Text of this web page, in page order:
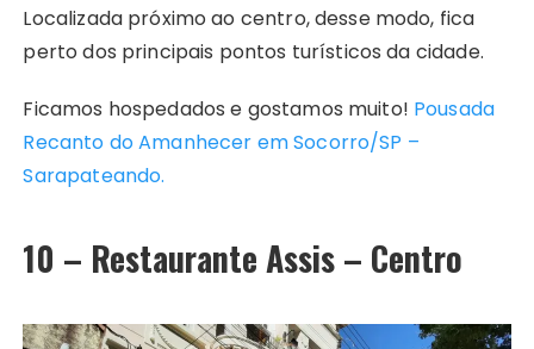
Localizada próximo ao centro, desse modo, fica
perto dos principais pontos turísticos da cidade.
Ficamos hospedados e gostamos muito! Pousada
Recanto do Amanhecer em Socorro/SP –
Sarapateando.
10 – Restaurante Assis – Centro